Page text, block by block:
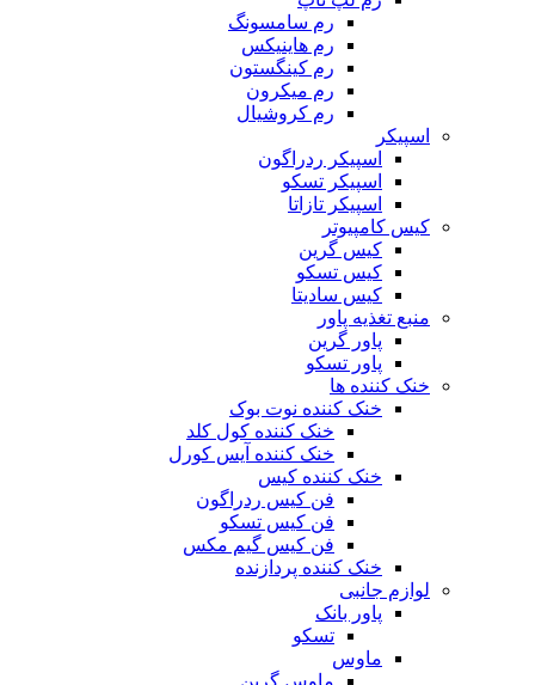
رم سامسونگ
رم هاینیکس
رم کینگستون
رم میکرون
رم کروشیال
اسپیکر
اسپیکر ردراگون
اسپیکر تسکو
اسپیکر تازاتا
کیس کامپیوتر
کیس گرین
کیس تسکو
کیس سادیتا
منبع تغذیه‌ پاور
پاور گرین
پاور تسکو
خنک کننده ها
خنک کننده نوت بوک
خنک کننده کول کلد
خنک کننده آیس کورل
خنک کننده کیس
فن کیس ردراگون
فن کیس تسکو
فن کیس گیم مکس
خنک کننده پردازنده
لوازم جانبی
پاور بانک
تسکو
ماوس